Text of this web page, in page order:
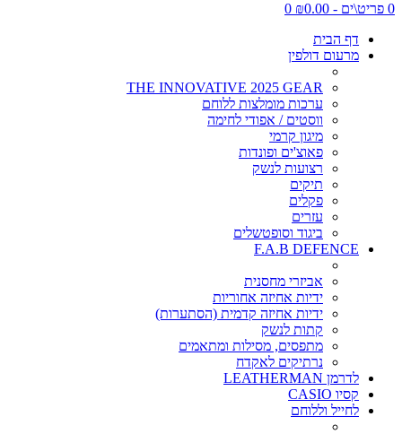
0 פריט\ים - ₪0.00
0
דף הבית
מרעום דולפין
THE INNOVATIVE 2025 GEAR
ערכות מומלצות ללוחם
ווסטים / אפודי לחימה
מיגון קרמי
פאוצ'ים ופונדות
רצועות לנשק
תיקים
פקלים
עזרים
ביגוד וסופטשלים
F.A.B DEFENCE
אביזרי מחסנית
ידיות אחיזה אחוריות
ידיות אחיזה קדמית (הסתערות)
קתות לנשק
מתפסים, מסילות ומתאמים
נרתיקים לאקדח
לדרמן LEATHERMAN
קסיו CASIO
לחייל וללוחם